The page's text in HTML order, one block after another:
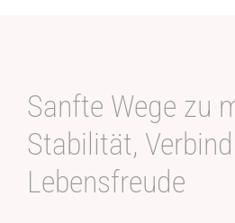
Sanfte Wege zu
Stabilität,
Lebensfreude